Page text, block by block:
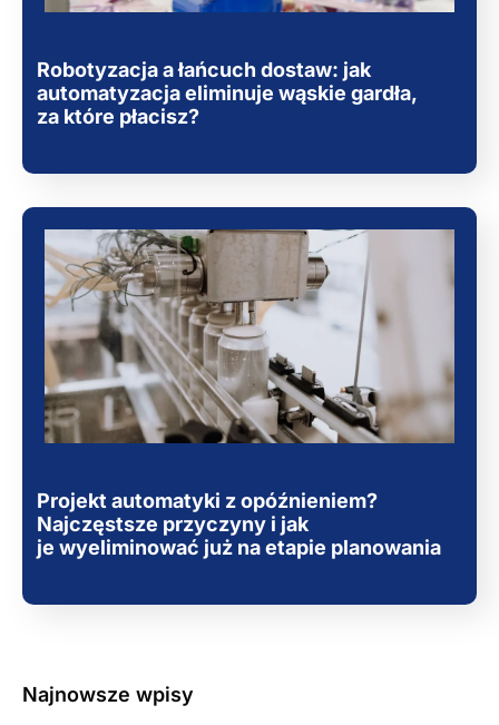
Robotyzacja a łańcuch dostaw: jak
automatyzacja eliminuje wąskie gardła,
za które płacisz?
Projekt automatyki z opóźnieniem?
Najczęstsze przyczyny i jak
je wyeliminować już na etapie planowania
Najnowsze wpisy